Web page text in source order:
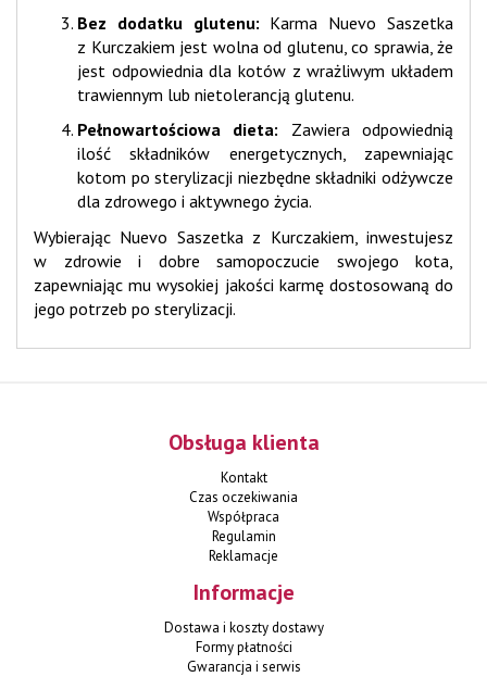
Bez dodatku glutenu: Karma Nuevo Saszetka
z Kurczakiem jest wolna od glutenu, co sprawia, że
jest odpowiednia dla kotów z wrażliwym układem
trawiennym lub nietolerancją glutenu.
Pełnowartościowa dieta: Zawiera odpowiednią
ilość składników energetycznych, zapewniając
kotom po sterylizacji niezbędne składniki odżywcze
dla zdrowego i aktywnego życia.
Wybierając Nuevo Saszetka z Kurczakiem, inwestujesz
w zdrowie i dobre samopoczucie swojego kota,
zapewniając mu wysokiej jakości karmę dostosowaną do
jego potrzeb po sterylizacji.
Obsługa klienta
Kontakt
Czas oczekiwania
Współpraca
Regulamin
Reklamacje
Informacje
Dostawa i koszty dostawy
Formy płatności
Gwarancja i serwis